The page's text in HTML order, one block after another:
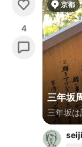
4
京都
三年坂
100人
三年坂は
ぼ人が
影スポッ